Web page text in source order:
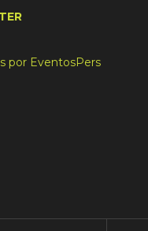
por EventosPers